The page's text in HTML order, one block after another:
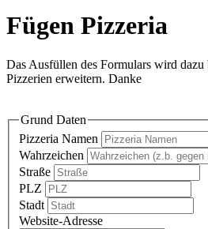
Fügen Pizzeria
Das Ausfüllen des Formulars wird dazu
Pizzerien erweitern. Danke
Grund Daten
Pizzeria Namen
Wahrzeichen
Straße
PLZ
Stadt
Website-Adresse